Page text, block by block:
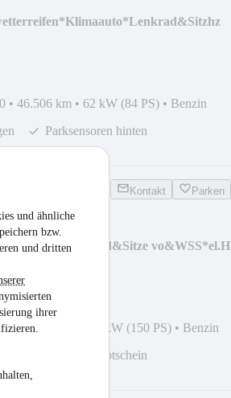
und ähnliche
bzw.
und dritten
ihrer
• 46.506 km • 62 kW (84 PS) • Benzin
Parksensoren hinten
Kontakt Parken
vo&WSS*el.H
•17.330 km 110 kW (150 PS) • Benzin
Matrix-LED-Hauptschein